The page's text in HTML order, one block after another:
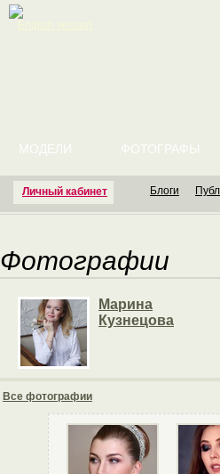
Личный кабинет
МОДЕЛИ ФОТОГРАФЫ
Блоги
Фотографии
Марина
Кузнецова
Все фотографии